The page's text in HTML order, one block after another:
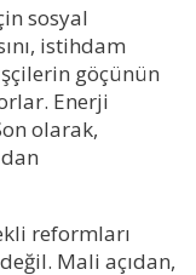
sosyal
istihdam
göçünün
Enerji
olarak,
reformları
Mali açıdan,